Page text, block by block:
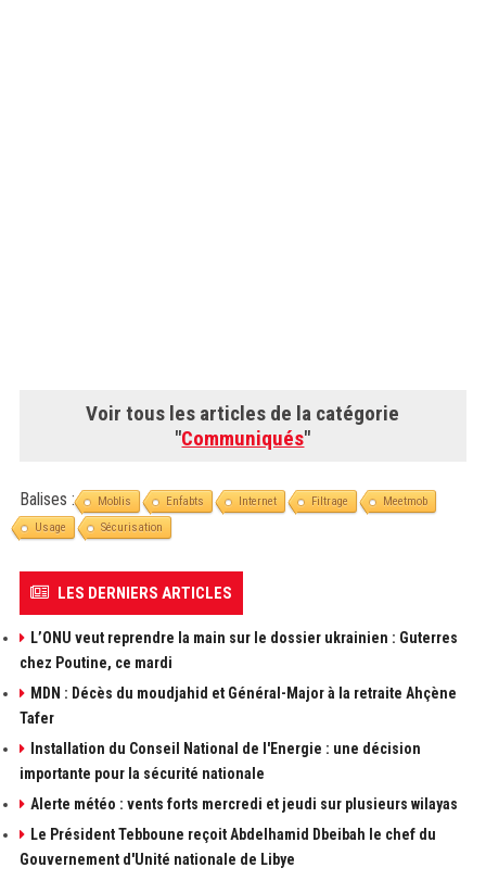
Voir tous les articles de la catégorie
"Communiqués"
Balises : Moblis Enfabts Internet Filtrage
Meetmob
Usage
Sécurisation
LES DERNIERS ARTICLES
L’ONU veut reprendre la main sur le dossier ukrainien : Guterres
chez Poutine, ce mardi
MDN : Décès du moudjahid et Général-Major à la retraite Ahçène
Tafer
Installation du Conseil National de l'Energie : une décision
importante pour la sécurité nationale
Alerte météo : vents forts mercredi et jeudi sur plusieurs wilayas
Le Président Tebboune reçoit Abdelhamid Dbeibah le chef du
Gouvernement d'Unité nationale de Libye